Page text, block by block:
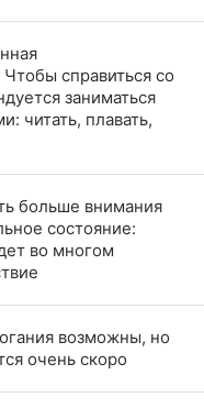
Чтобы справиться со
заниматься
читать, плавать,
больше внимания
состояние:
во многом
возможны, но
очень скоро